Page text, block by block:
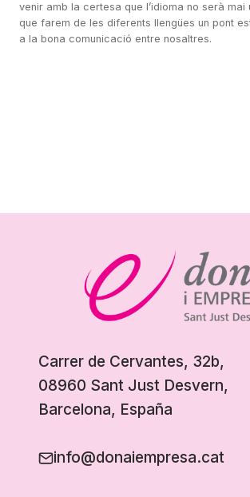
venir amb la certesa que l’idioma no serà mai
que farem de les diferents llengües un pont
a la bona comunicació entre nosaltres.
Carrer de Cervantes, 32b,
08960 Sant Just Desvern,
Barcelona, España
info@donaiempresa.cat